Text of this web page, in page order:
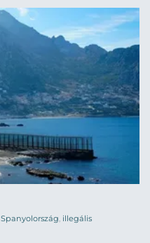
Spanyolország, illegális